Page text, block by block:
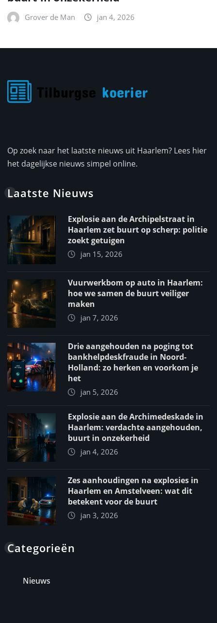
Grover de Man jan 4, 2026
Op zoek naar het laatste nieuws uit Haarlem? Lees hier
het dagelijkse nieuws simpel online.
Laatste Nieuws
Explosie aan de Archipelstraat in
Haarlem zet buurt op scherp: politie
zoekt getuigen
jan 15, 2026
Vuurwerkbom op auto in Haarlem:
hoe we samen de buurt veiliger
maken
jan 7, 2026
Drie aangehouden na poging tot
bankhelpdeskfraude in Noord-
Holland: zo herken en voorkom je
het
jan 5, 2026
Explosie aan de Archimedeskade in
Haarlem: verdachte aangehouden,
buurt in onzekerheid
jan 4, 2026
Zes aanhoudingen na explosies in
Haarlem en Amstelveen: wat dit
betekent voor de buurt
jan 3, 2026
Categorieën
Nieuws